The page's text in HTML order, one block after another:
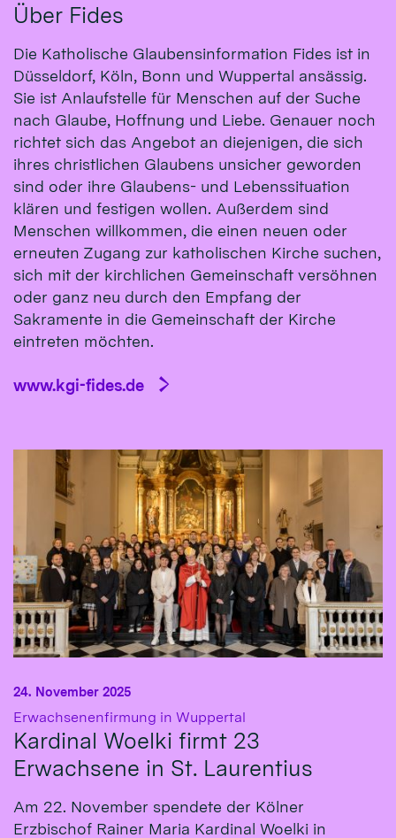
Über Fides
Die Katholische Glaubensinformation Fides ist in
Düsseldorf, Köln, Bonn und Wuppertal ansässig.
Sie ist Anlaufstelle für Menschen auf der Suche
nach Glaube, Hoffnung und Liebe. Genauer noch
richtet sich das Angebot an diejenigen, die sich
ihres christlichen Glaubens unsicher geworden
sind oder ihre Glaubens- und Lebenssituation
klären und festigen wollen. Außerdem sind
Menschen willkommen, die einen neuen oder
erneuten Zugang zur katholischen Kirche suchen,
sich mit der kirchlichen Gemeinschaft versöhnen
oder ganz neu durch den Empfang der
Sakramente in die Gemeinschaft der Kirche
eintreten möchten.
www.kgi-fides.de
Erwachsenenfirmung in Wuppertal
Kardinal Woelki firmt 23
Erwachsene in St. Laurentius
24. November 2025
Am 22. November spendete der Kölner
Erzbischof Rainer Maria Kardinal Woelki in